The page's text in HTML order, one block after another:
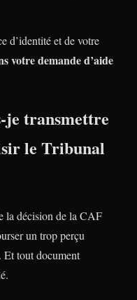
d’identité et de votre
votre demande d’aide
je transmettre
le Tribunal
la décision de la CAF
un trop perçu
tout document